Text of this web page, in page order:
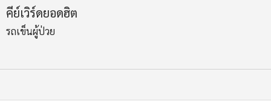
คีย์เวิร์ดยอดฮิต
รถเข็นผู้ป่วย